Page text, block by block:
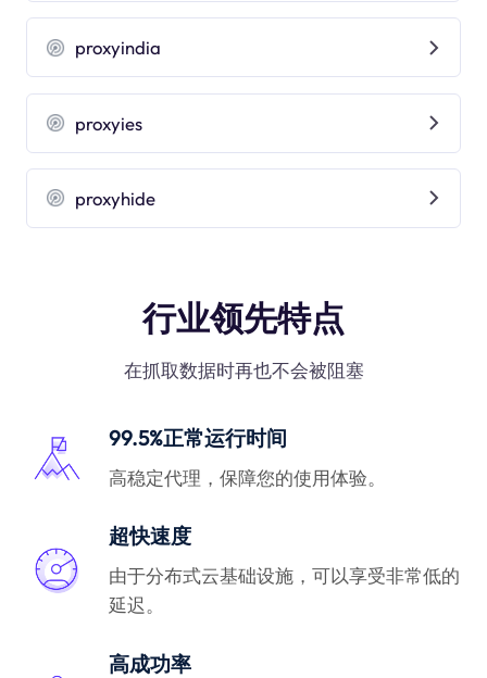
proxyindia
proxyies
proxyhide
行业领先特点
在抓取数据时再也不会被阻塞
99.5%正常运行时间
高稳定代理，保障您的使用体验。
超快速度
由于分布式云基础设施，可以享受非常低的
延迟。
高成功率